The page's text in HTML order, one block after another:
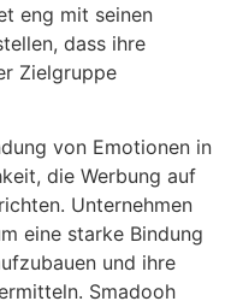
eng mit seinen
dass ihre
Zielgruppe
von Emotionen in
die Werbung auf
Unternehmen
eine starke Bindung
und ihre
Smadooh